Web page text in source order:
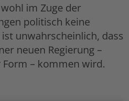
im Zuge der
politisch keine
unwahrscheinlich, dass
neuen Regierung –
– kommen wird.